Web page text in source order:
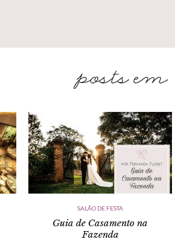
SALÃO DE FESTA
Guia de Casamento na
Fazenda